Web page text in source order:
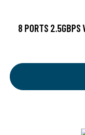
8 PORTS 2.5GBPS